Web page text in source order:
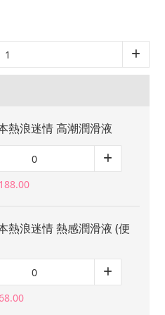
熱浪迷情 高潮潤滑液
熱浪迷情 熱感潤滑液 (便